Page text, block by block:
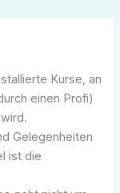
Kurse, an
einen Profi)
Gelegenheiten
ist die